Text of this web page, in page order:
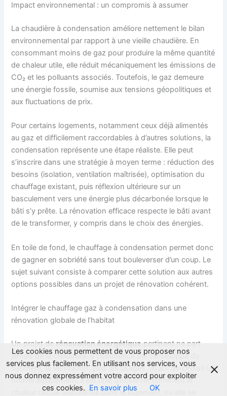
Impact environnemental : un compromis à assumer
La chaudière à condensation améliore nettement le bilan
environnemental par rapport à une vieille chaudière. En
consommant moins de gaz pour produire la même quantité
de chaleur utile, elle réduit mécaniquement les émissions de
CO₂ et les polluants associés. Toutefois, le gaz demeure
une énergie fossile, soumise aux tensions géopolitiques et
aux fluctuations de prix.
Pour certains logements, notamment ceux déjà alimentés
au gaz et difficilement raccordables à d’autres solutions, la
condensation représente une étape réaliste. Elle peut
s’inscrire dans une stratégie à moyen terme : réduction des
besoins (isolation, ventilation maîtrisée), optimisation du
chauffage existant, puis réflexion ultérieure sur un
basculement vers une énergie plus décarbonée lorsque le
bâti s’y prête. La rénovation efficace respecte le bâti avant
de le transformer, y compris dans le choix des énergies.
En toile de fond, le chauffage à condensation permet donc
de gagner en sobriété sans tout bouleverser d’un coup. Le
sujet suivant consiste à comparer cette solution aux autres
options possibles dans un projet de rénovation cohérent.
Intégrer le chauffage gaz à condensation dans une
rénovation globale de l’habitat
Un projet de rénovation énergétique pertinent ne part
jamais de la chaudière. Il commence par l’enveloppe du
bâtiment, la ventilation, puis les usages. Avant de choisir un
nouvel équipement, il est utile d’observer comment la
chaleur circule aujourd’hui dans le logement, où elle se
Les cookies nous permettent de vous proposer nos
services plus facilement. En utilisant nos services, vous
nous donnez expressément votre accord pour exploiter
ces cookies. En savoir plus OK